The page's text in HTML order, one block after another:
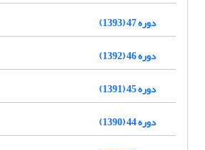
دوره 47 (1393)
دوره 46 (1392)
دوره 45 (1391)
دوره 44 (1390)